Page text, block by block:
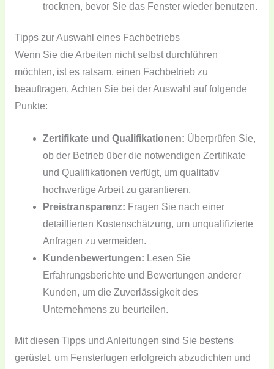
trocknen, bevor Sie das Fenster wieder benutzen.
Tipps zur Auswahl eines Fachbetriebs
Wenn Sie die Arbeiten nicht selbst durchführen
möchten, ist es ratsam, einen Fachbetrieb zu
beauftragen. Achten Sie bei der Auswahl auf folgende
Punkte:
Zertifikate und Qualifikationen: Überprüfen Sie,
ob der Betrieb über die notwendigen Zertifikate
und Qualifikationen verfügt, um qualitativ
hochwertige Arbeit zu garantieren.
Preistransparenz: Fragen Sie nach einer
detaillierten Kostenschätzung, um unqualifizierte
Anfragen zu vermeiden.
Kundenbewertungen: Lesen Sie
Erfahrungsberichte und Bewertungen anderer
Kunden, um die Zuverlässigkeit des
Unternehmens zu beurteilen.
Mit diesen Tipps und Anleitungen sind Sie bestens
gerüstet, um Fensterfugen erfolgreich abzudichten und